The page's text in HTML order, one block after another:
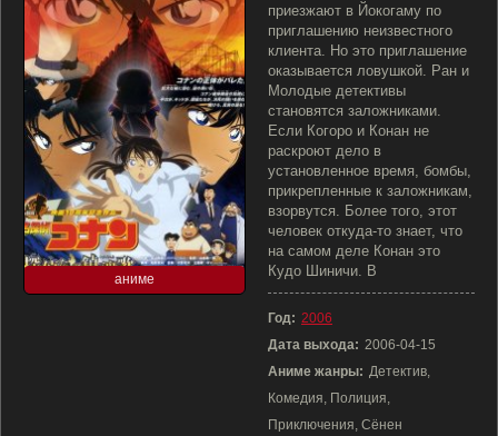
аниме
приезжают в Йокогаму по
приглашению неизвестного
клиента. Но это приглашение
оказывается ловушкой. Ран и
Молодые детективы
становятся заложниками.
Если Когоро и Конан не
раскроют дело в
установленное время, бомбы,
прикрепленные к заложникам,
взорвутся. Более того, этот
человек откуда-то знает, что
на самом деле Конан это
Кудо Шиничи. В
Год: 2006
Дата выхода: 2006-04-15
Аниме жанры: Детектив,
Комедия, Полиция,
Приключения, Сёнен